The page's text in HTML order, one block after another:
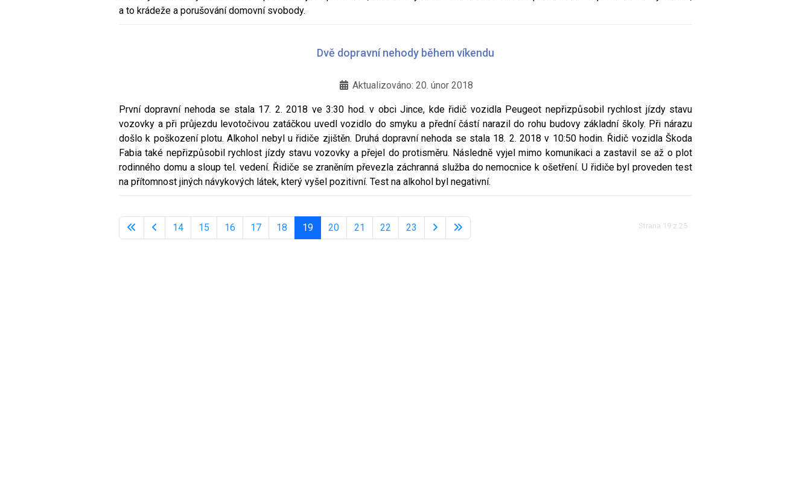
a to krádeže a porušování domovní svobody.
Dvě dopravní nehody během víkendu
Aktualizováno: 20. únor 2018
První dopravní nehoda se stala 17. 2. 2018 ve 3:30 hod. v obci Jince, kde řidič vozidla Peugeot nepřizpůsobil rychlost jízdy stavu
vozovky a při průjezdu levotočivou zatáčkou uvedl vozidlo do smyku a přední částí narazil do rohu budovy základní školy. Při nárazu
došlo k poškození plotu. Alkohol nebyl u řidiče zjištěn. Druhá dopravní nehoda se stala 18. 2. 2018 v 10:50 hodin. Řidič vozidla Škoda
Fabia také nepřizpůsobil rychlost jízdy stavu vozovky a přejel do protisměru. Následně vyjel mimo komunikaci a zastavil se až o plot
rodinného domu a sloup tel. vedení. Řidiče se zraněním převezla záchranná služba do nemocnice k ošetření. U řidiče byl proveden test
na přítomnost jiných návykových látek, který vyšel pozitivní. Test na alkohol byl negativní.
Strana 19 z 25
14 15 16 17 18 19 20 21 22 23